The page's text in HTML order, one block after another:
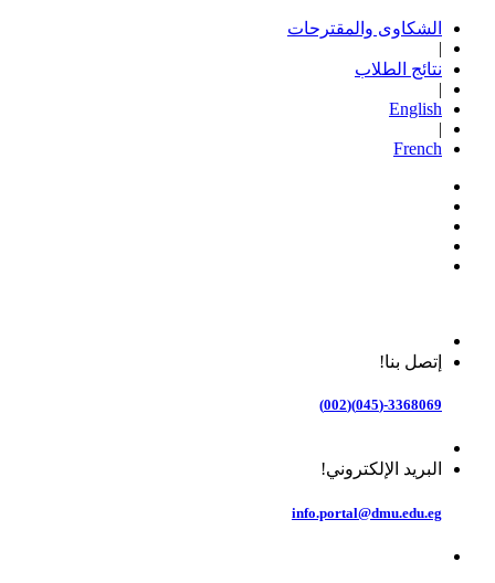
الشكاوى والمقترحات
|
نتائج الطلاب
|
English
|
French
إتصل بنا!
3368069-(045)(002)
البريد الإلكتروني!
info.portal@dmu.edu.eg